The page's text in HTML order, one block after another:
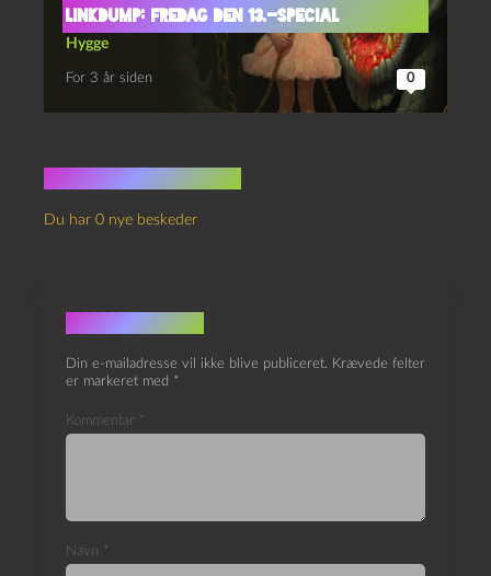
Linkdump: fredag den 13.-special
Hygge
For 3 år siden 0
Du har 0 nye beskeder
Skriv et svar
Din e-mailadresse vil ikke blive publiceret. Krævede felter
er markeret med *
Kommentar *
Navn *